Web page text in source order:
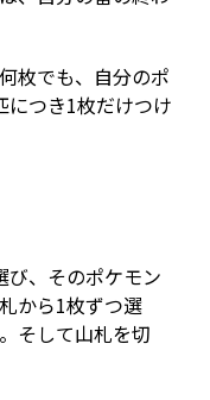
枚でも、自分のポ
につき1枚だけつけ
び、そのポケモン
から1枚ずつ選
そして山札を切